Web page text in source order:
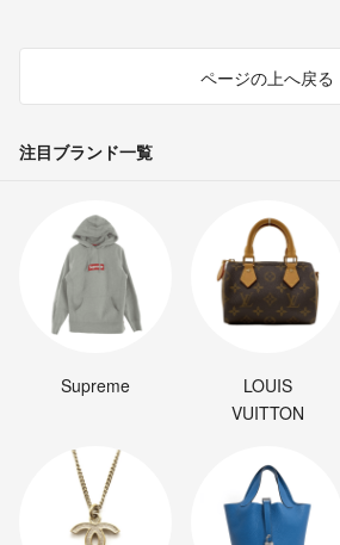
ページの上へ戻る
注目ブランド一覧
Supreme
LOUIS
VUITTON